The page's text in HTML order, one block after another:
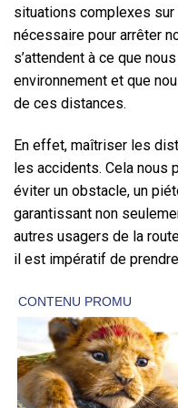
situations complexes
nécessaire pour arrêter
s’attendent à ce que
environnement et que
de ces distances.
En effet, maîtriser les
les accidents. Cela nous
éviter un obstacle, un
garantissant non
autres usagers de la
il est impératif de